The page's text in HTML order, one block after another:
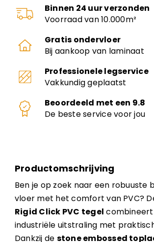
Binnen 24 uur verzonden
Voorraad van 10.000m²
Gratis ondervloer
Bij aankoop van laminaat
Professionele legservice
Vakkundig geplaatst
Beoordeeld met een 9.8
De beste service voor jou
Productomschrijving
Ben je op zoek naar een robuuste
vloer met het comfort van PVC?
Rigid Click PVC tegel
industriële uitstraling met
Dankzij de stone embossed